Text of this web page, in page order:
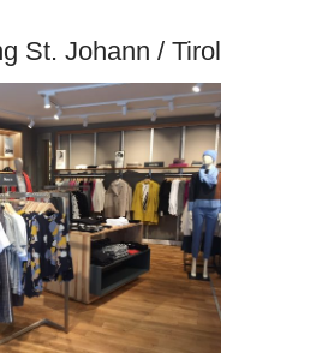
St. Johann / Tirol